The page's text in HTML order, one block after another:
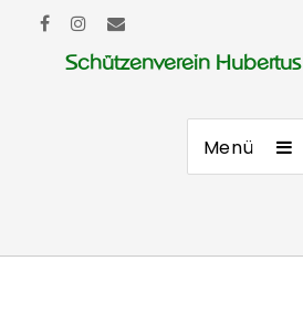
Schützenverein
Menü